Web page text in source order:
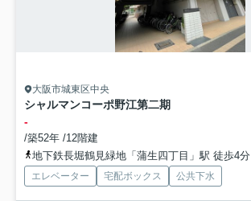
大阪市城東区中央
シャルマンコーポ野江第二期
-
/築52年 /12階建
地下鉄長堀鶴見緑地「蒲生四丁目」駅 徒歩4分
エレベーター 宅配ボックス 公共下水